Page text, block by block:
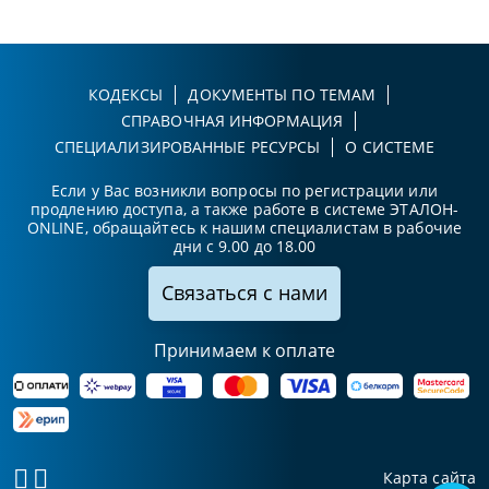
КОДЕКСЫ
ДОКУМЕНТЫ ПО ТЕМАМ
СПРАВОЧНАЯ ИНФОРМАЦИЯ
СПЕЦИАЛИЗИРОВАННЫЕ РЕСУРСЫ
О СИСТЕМЕ
Если у Вас возникли вопросы по регистрации или
продлению доступа, а также работе в системе ЭТАЛОН-
ONLINE, обращайтесь к нашим специалистам в рабочие
дни с 9.00 до 18.00
Связаться с нами
Принимаем к оплате
Карта сайта